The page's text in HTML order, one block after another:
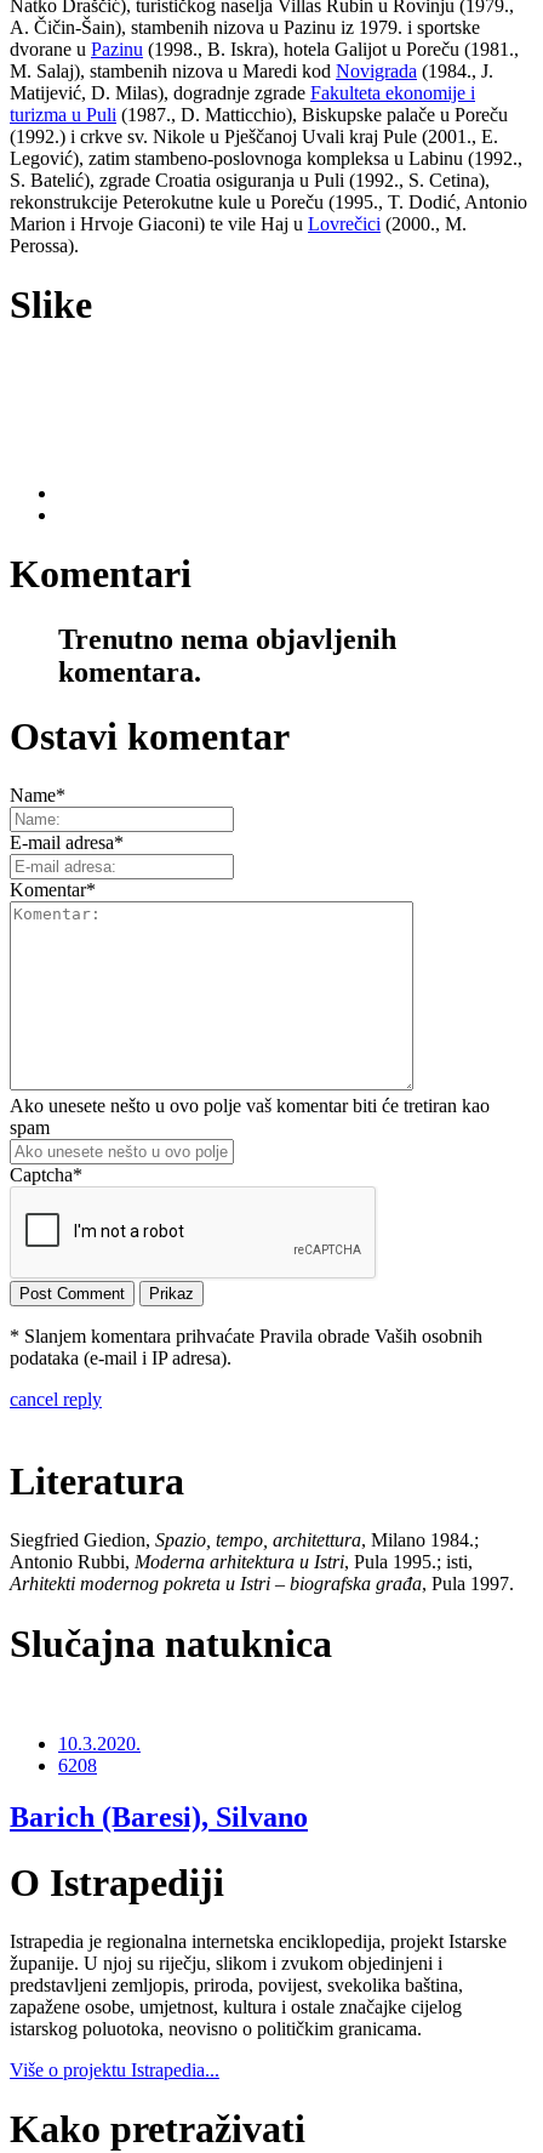
Natko Draščić), turističkog naselja Villas Rubin u Rovinju (1979.,
A. Čičin-Šain), stambenih nizova u Pazinu iz 1979. i sportske
dvorane u Pazinu (1998., B. Iskra), hotela Galijot u Poreču (1981.,
M. Salaj), stambenih nizova u Maredi kod Novigrada (1984., J.
Matijević, D. Milas), dogradnje zgrade Fakulteta ekonomije i
turizma u Puli (1987., D. Matticchio), Biskupske palače u Poreču
(1992.) i crkve sv. Nikole u Pješčanoj Uvali kraj Pule (2001., E.
Legović), zatim stambeno-poslovnoga kompleksa u Labinu (1992.,
S. Batelić), zgrade Croatia osiguranja u Puli (1992., S. Cetina),
rekonstrukcije Peterokutne kule u Poreču (1995., T. Dodić, Antonio
Marion i Hrvoje Giaconi) te vile Haj u Lovrečici (2000., M.
Perossa).
Slike
Komentari
Trenutno nema objavljenih
komentara.
Ostavi komentar
Name*
E-mail adresa*
Komentar*
Ako unesete nešto u ovo polje vaš komentar biti će tretiran kao
spam
Captcha*
* Slanjem komentara prihvaćate Pravila obrade Vaših osobnih
podataka (e-mail i IP adresa).
cancel reply
Literatura
Siegfried Giedion, Spazio, tempo, architettura, Milano 1984.;
Antonio Rubbi, Moderna arhitektura u Istri, Pula 1995.; isti,
Arhitekti modernog pokreta u Istri – biografska građa, Pula 1997.
Slučajna natuknica
10.3.2020.
6208
Barich (Baresi), Silvano
O Istrapediji
Istrapedia je regionalna internetska enciklopedija, projekt Istarske
županije. U njoj su riječju, slikom i zvukom objedinjeni i
predstavljeni zemljopis, priroda, povijest, svekolika baština,
zapažene osobe, umjetnost, kultura i ostale značajke cijelog
istarskog poluotoka, neovisno o političkim granicama.
Više o projektu Istrapedia...
Kako pretraživati